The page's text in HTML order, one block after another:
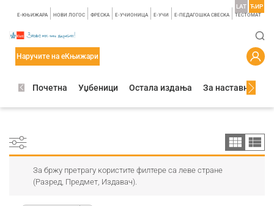
E-КЊИЖАРА НОВИ ЛОГОС ФРЕСКА E-УЧИОНИЦА E-УЧИ Е-ПЕДАГОШКА СВЕСКА TЕСТОМАТ
LAT ЋИР
Наручите на еКњижари
Почетна Уџбеници Остала издања За наставнике
За бржу претрагу користите филтере са леве стране
(Разред, Предмет, Издавач).